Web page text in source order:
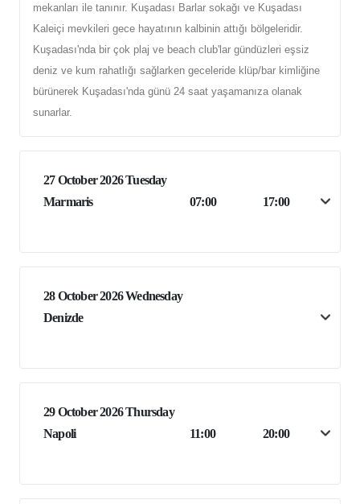
mekanları ile tanınır. Kuşadası Barlar sokağı ve Kuşadası
Kaleiçi mevkileri gece hayatının kalbinin attığı bölgeleridir.
Kuşadası'nda bir çok plaj ve beach club'lar gündüzleri eşsiz
deniz ve kum rahatlığı sağlarken geceleride klüp/bar kimliğine
bürünerek Kuşadası'nda günü 24 saat yaşamanıza olanak
sunarlar.
27 October 2026 Tuesday
Marmaris
07:00 17:00
28 October 2026 Wednesday
Denizde
29 October 2026 Thursday
Napoli
11:00 20:00